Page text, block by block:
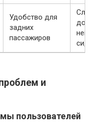
Удобство для
задних
пассажиров
и
пользователей